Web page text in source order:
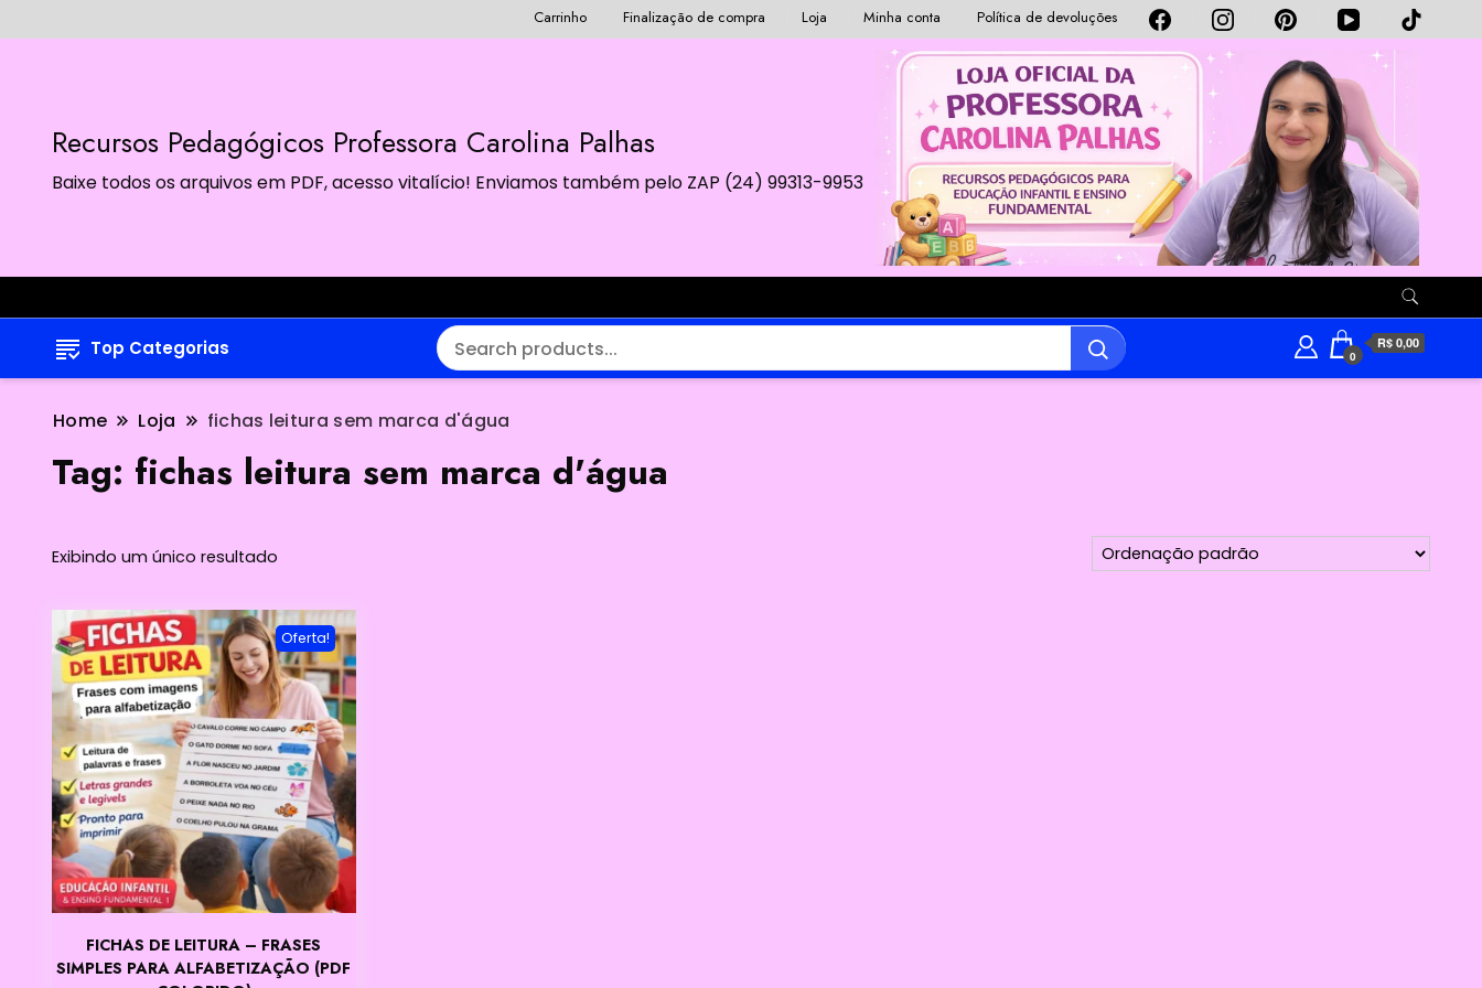
Carrinho Finalização de compra Loja Minha conta Política de devoluções
Recursos Pedagógicos Professora Carolina Palhas
Baixe todos os arquivos em PDF, acesso vitalício! Enviamos também pelo ZAP (24) 99313-9953
Top Categorias 0
R$ 0,00
Home Loja fichas leitura sem marca d'água
Tag: fichas leitura sem marca d'água
Exibindo um único resultado
Oferta!
FICHAS DE LEITURA – FRASES
SIMPLES PARA ALFABETIZAÇÃO (PDF